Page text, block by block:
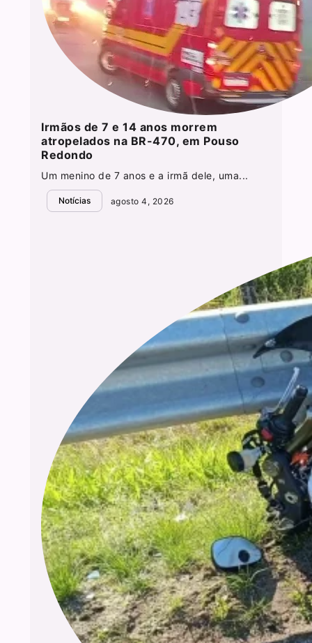
Irmãos de 7 e 14 anos morrem
atropelados na BR-470, em Pouso
Redondo
Um menino de 7 anos e a irmã dele, uma...
Notícias agosto 4, 2026